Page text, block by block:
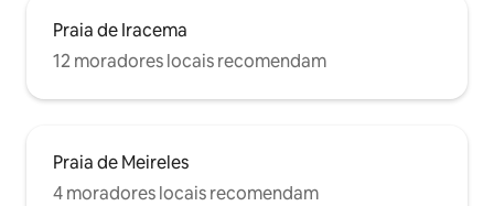
Praia de Iracema
12 moradores locais recomendam
Praia de Meireles
4 moradores locais recomendam